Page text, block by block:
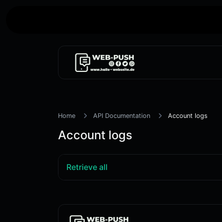
Home API Documentation Account logs
Account logs
Retrieve all